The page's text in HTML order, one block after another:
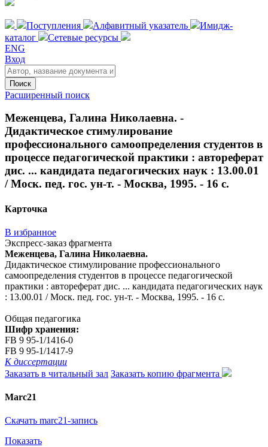
Поступления Алфавитный указатель
Имидж-
каталог
Сетевые ресурсы
ENG
Вход
Поиск
Расширенный поиск
Меженцева, Галина Николаевна. -
Дидактическое стимулирование
профессионального самоопределения студентов в
процессе педагогической практики : автореферат
дис. ... кандидата педагогических наук : 13.00.01
/ Моск. пед. гос. ун-т. - Москва, 1995. - 16 с.
Карточка
В избранное
Экспресс-заказ фрагмента
Меженцева, Галина Николаевна.
Дидактическое стимулирование профессионального
самоопределения студентов в процессе педагогической
практики : автореферат дис. ... кандидата педагогических наук
: 13.00.01 / Моск. пед. гос. ун-т. - Москва, 1995. - 16 с.
Общая педагогика
Шифр хранения:
FB 9 95-1/1416-0
FB 9 95-1/1417-9
К диссертации
Заказать в читальный зал Заказать копию фрагмента
Marc21
Скачать marc21-запись
Показать